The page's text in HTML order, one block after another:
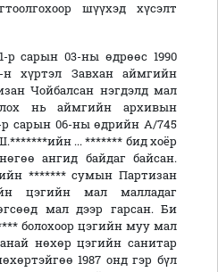
шүүхэд хүсэлт
р сарын 03-ны өдрөөс 1990
хүртэл Завхан аймгийн
Чойбалсан нэгдэлд мал
нь аймгийн архивын
р сарын 06-ны өдрийн А/745
... ******* бид хоёр
ангид байдаг байсан.
******* сумын Партизан
цэгийн мал малладаг
мал дээр гарсан. Би
болохоор цэгийн муу мал
нөхөр цэгийн санитар
1987 онд гэр бүл